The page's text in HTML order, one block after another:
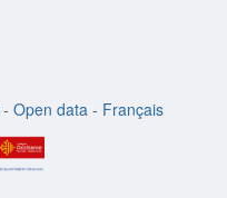
- Open data - Français